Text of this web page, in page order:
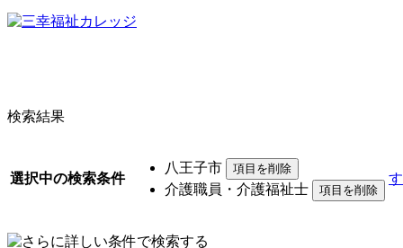
検索結果
選択中の検索条件
八王子市
介護職員・介護福祉士